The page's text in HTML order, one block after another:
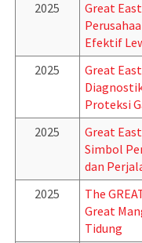
2025
Great
Efektif
2025
Great
Proteksi
2025
Great
Simbol
dan
2025
The
Great
Tidung